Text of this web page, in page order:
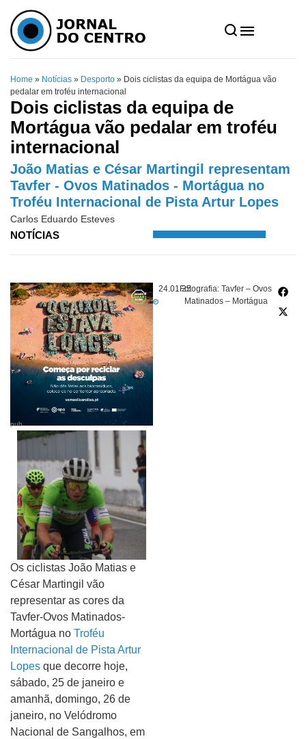
Home » Notícias » Desporto » Dois ciclistas da equipa de Mortágua vão
pedalar em troféu internacional
Dois ciclistas da equipa de
Mortágua vão pedalar em troféu
internacional
João Matias e César Martingil representam
Tavfer - Ovos Matinados - Mortágua no
Troféu Internacional de Pista Artur Lopes
Carlos Eduardo Esteves
NOTÍCIAS
24.01.25Fotografia: Tavfer – Ovos
Matinados – Mortágua
pub
Os ciclistas João Matias e
César Martingil vão
representar as cores da
Tavfer-Ovos Matinados-
Mortágua no Troféu
Internacional de Pista Artur
Lopes que decorre hoje,
sábado, 25 de janeiro e
amanhã, domingo, 26 de
janeiro, no Velódromo
Nacional de Sangalhos, em